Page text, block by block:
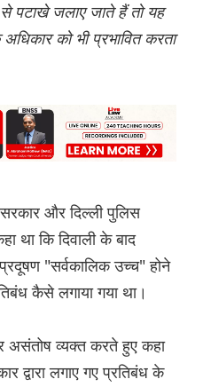
पटाखे जलाए जाते हैं तो यह
को भी प्रभावित करता
और दिल्ली पुलिस
था कि दिवाली के बाद
प्रदूषण "सर्वकालिक उच्च" होने
कैसे लगाया गया था।
असंतोष व्यक्त करते हुए कहा
द्वारा लगाए गए प्रतिबंध के